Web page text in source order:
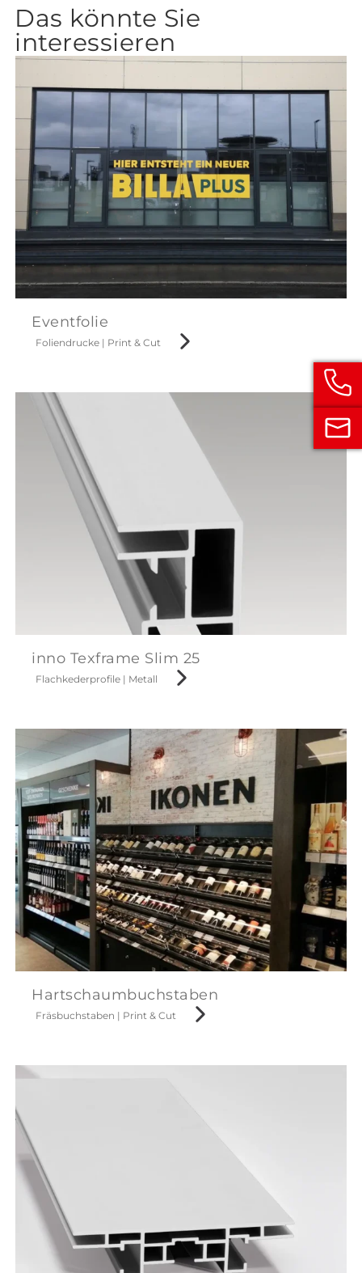
Das könnte Sie
interessieren
Eventfolie
Foliendrucke | Print & Cut
inno Texframe Slim 25
Flachkederprofile | Metall
Hartschaumbuchstaben
Fräsbuchstaben | Print & Cut